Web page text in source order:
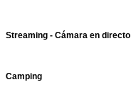
Streaming - Cámara en directo
Camping